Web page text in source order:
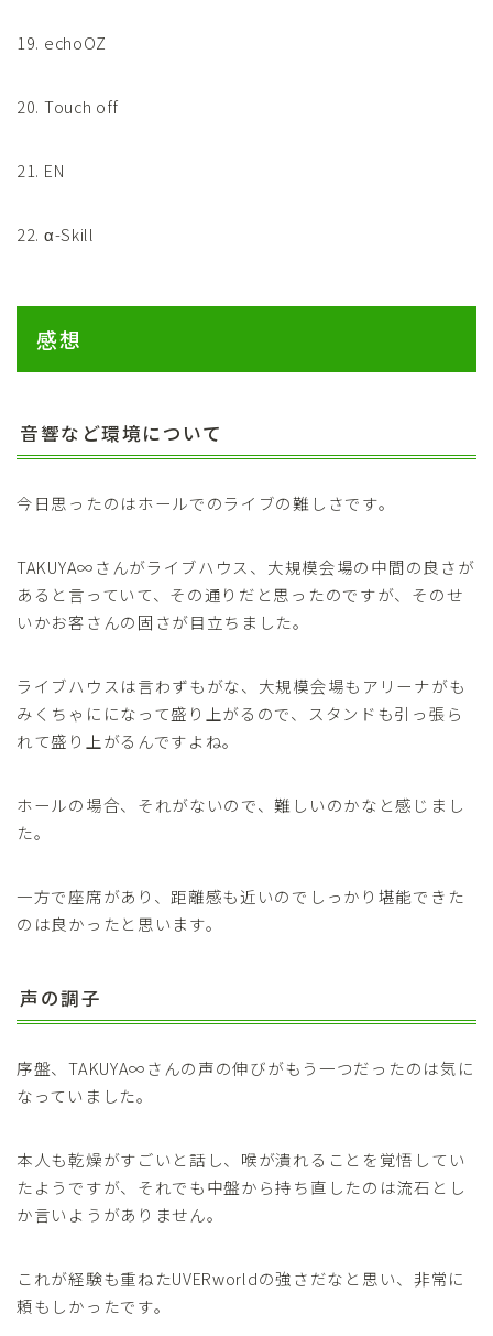
19. echoOZ
20. Touch off
21. EN
22. α-Skill
感想
音響など環境について
今日思ったのはホールでのライブの難しさです。
TAKUYA∞さんがライブハウス、大規模会場の中間の良さが
あると言っていて、その通りだと思ったのですが、そのせ
いかお客さんの固さが目立ちました。
ライブハウスは言わずもがな、大規模会場もアリーナがも
みくちゃにになって盛り上がるので、スタンドも引っ張ら
れて盛り上がるんですよね。
ホールの場合、それがないので、難しいのかなと感じまし
た。
一方で座席があり、距離感も近いのでしっかり堪能できた
のは良かったと思います。
声の調子
序盤、TAKUYA∞さんの声の伸びがもう一つだったのは気に
なっていました。
本人も乾燥がすごいと話し、喉が潰れることを覚悟してい
たようですが、それでも中盤から持ち直したのは流石とし
か言いようがありません。
これが経験も重ねたUVERworldの強さだなと思い、非常に
頼もしかったです。